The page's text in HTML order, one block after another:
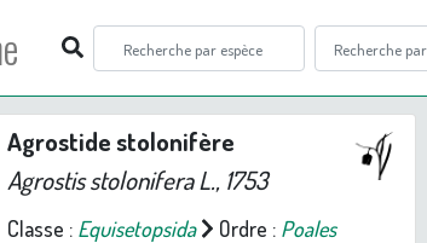
Agrostide stolonifère
Agrostis stoloniferaL., 1753
Classe : Equisetopsida Ordre : Poales